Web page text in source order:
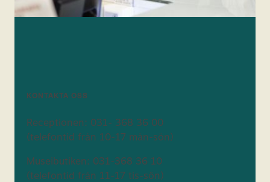
KONTAKTA OSS
Receptionen: 031- 368 36 00
(telefontid från 10-17 mån-sön)
Museibutiken: 031-368 36 10
(telefontid från 11-17 tis-sön)